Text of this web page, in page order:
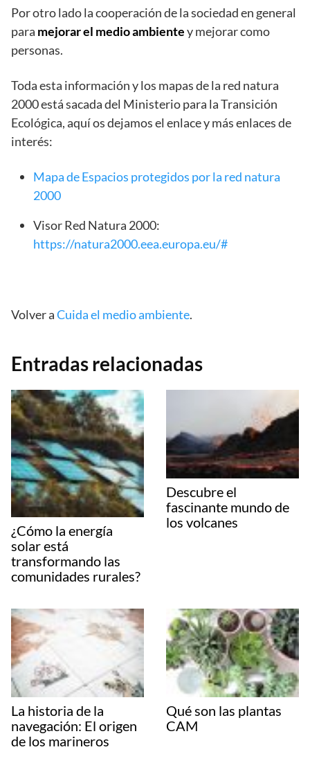
Por otro lado la cooperación de la sociedad en general
para mejorar el medio ambientey mejorar como
personas.
Toda esta información y los mapas de la red natura
2000 está sacada del Ministerio para la Transición
Ecológica, aquí os dejamos el enlace y más enlaces de
interés:
Mapa de Espacios protegidos por la red natura
2000
Visor Red Natura 2000:
https://natura2000.eea.europa.eu/#
Volver aCuida el medio ambiente.
Entradas relacionadas
¿Cómo la energía
solar está
transformando las
comunidades rurales?
Descubre el
fascinante mundo de
los volcanes
La historia de la
navegación: El origen
de los marineros
Qué son las plantas
CAM